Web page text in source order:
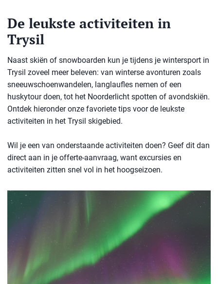
De leukste activiteiten in
Trysil
Naast skiën of snowboarden kun je tijdens je wintersport in
Trysil zoveel meer beleven: van winterse avonturen zoals
sneeuwschoenwandelen, langlaufles nemen of een
huskytour doen, tot het Noorderlicht spotten of avondskiën.
Ontdek hieronder onze favoriete tips voor de leukste
activiteiten in het Trysil skigebied.
Wil je een van onderstaande activiteiten doen? Geef dit dan
direct aan in je offerte-aanvraag, want excursies en
activiteiten zitten snel vol in het hoogseizoen.